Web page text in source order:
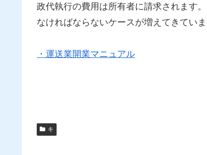
政代執行の費用は所有者に請求されます
なければならないケースが増えてきていま
・運送業開業マニュアル
キ